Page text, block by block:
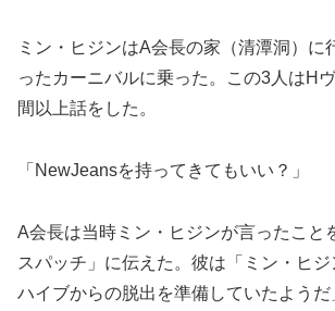
ミン・ヒジンはA会長の家（清潭洞）に
ったカーニバルに乗った。この3人はH
間以上話をした。
「NewJeansを持ってきてもいい？」
A会長は当時ミン・ヒジンが言ったこと
スパッチ」に伝えた。彼は「ミン・ヒ
ハイブからの脱出を準備していたようだ